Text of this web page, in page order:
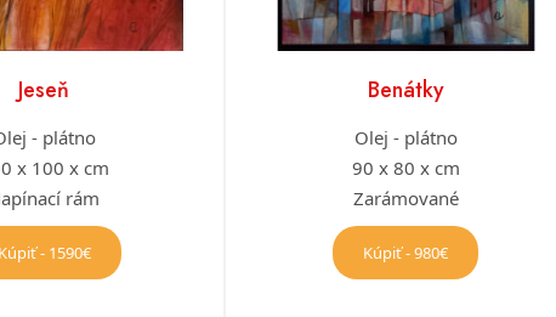
Jeseň
- plátno
x 100 x cm
rám
Kúpiť - 1590€
Benátky
Olej - plátno
90 x 80 x cm
Zarámované
Kúpiť - 980€